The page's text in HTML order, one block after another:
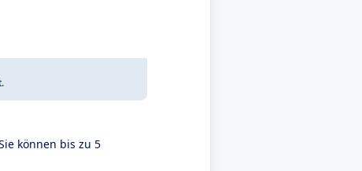
können bis zu 5